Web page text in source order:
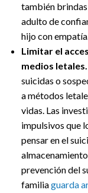
también
adulto de
hijo con
Limitar el
medios letales.
suicidas o
a métodos
vidas. Las
impulsivos que
pensar en el
prevención del
familiaguarda